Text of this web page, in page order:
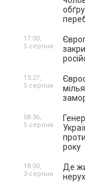
17:00,
5 серпня
13:27,
5 серпня
року
08:36,
5 серпня
Де
18:00,
3 серпня